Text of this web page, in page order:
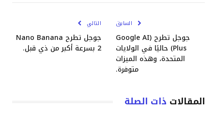
السابق
جوجل تطرح (Google AI
Plus) حاليًا في الولايات
المتحدة، وهذه الميزات
متوفرة.
التالي
جوجل تطرح Nano Banana
2 بسرعة أكبر من ذي قبل.
المقالات ذات الصلة